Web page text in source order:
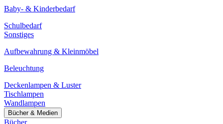
Baby- & Kinderbedarf
Schulbedarf
Sonstiges
Aufbewahrung & Kleinmöbel
Beleuchtung
Deckenlampen & Luster
Tischlampen
Wandlampen
Bücher & Medien
Bücher